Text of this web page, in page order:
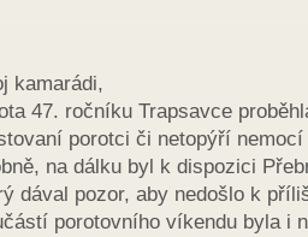
kamarádi,
47. ročníku Trapsavce
porotci či netopýří
na dálku byl k dispozici
dával pozor, aby nedošlo k
porotovního víkendu byla i